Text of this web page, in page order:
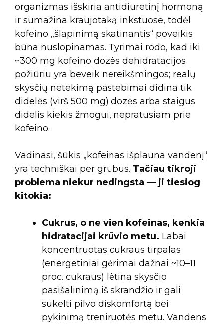
organizmas išskiria antidiuretinį hormoną
ir sumažina kraujotaką inkstuose, todėl
kofeino „šlapinimą skatinantis“ poveikis
būna nuslopinamas. Tyrimai rodo, kad iki
~300 mg kofeino dozės dehidratacijos
požiūriu yra beveik nereikšmingos; realų
skysčių netekimą pastebimai didina tik
didelės (virš 500 mg) dozės arba staigus
didelis kiekis žmogui, nepratusiam prie
kofeino.
Vadinasi, šūkis „kofeinas išplauna vandenį“
yra techniškai per grubus. Tačiau tikroji
problema niekur nedingsta — ji tiesiog
kitokia:
Cukrus, o ne vien kofeinas, kenkia
hidratacijai krūvio metu. Labai
koncentruotas cukraus tirpalas
(energetiniai gėrimai dažnai ~10–11
proc. cukraus) lėtina skysčio
pasišalinimą iš skrandžio ir gali
sukelti pilvo diskomfortą bei
pykinimą treniruotės metu. Vandens